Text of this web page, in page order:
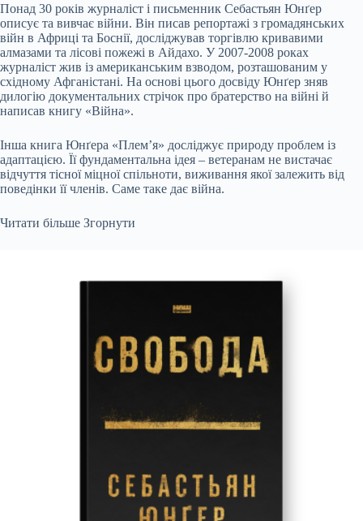
Понад 30 років журналіст і письменник Себастьян Юнґер
описує та вивчає війни. Він писав репортажі з громадянських
війн в Африці та Боснії, досліджував торгівлю кривавими
алмазами та лісові пожежі в Айдахо. У 2007-2008 роках
журналіст жив із американським взводом, розташованим у
східному Афганістані. На основі цього досвіду Юнґер зняв
дилогію документальних стрічок про братерство на війні й
написав книгу «Війна».
Інша книга Юнґера «Племʼя» досліджує природу проблем із
адаптацією. Її фундаментальна ідея – ветеранам не вистачає
відчуття тісної міцної спільноти, виживання якої залежить від
поведінки її членів. Саме таке дає війна.
Читати більше Згорнути